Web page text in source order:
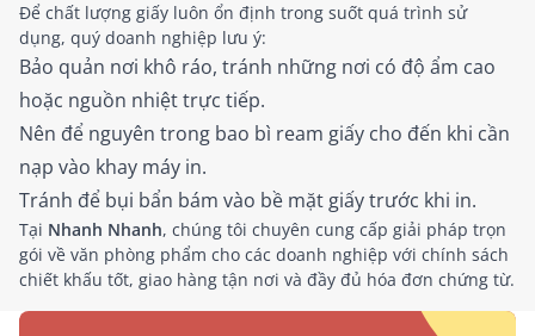
Để chất lượng giấy luôn ổn định trong suốt quá trình sử
dụng, quý doanh nghiệp lưu ý:
Bảo quản nơi khô ráo, tránh những nơi có độ ẩm cao
hoặc nguồn nhiệt trực tiếp.
Nên để nguyên trong bao bì ream giấy cho đến khi cần
nạp vào khay máy in.
Tránh để bụi bẩn bám vào bề mặt giấy trước khi in.
Tại Nhanh Nhanh, chúng tôi chuyên cung cấp giải pháp trọn
gói về văn phòng phẩm cho các doanh nghiệp với chính sách
chiết khấu tốt, giao hàng tận nơi và đầy đủ hóa đơn chứng từ.